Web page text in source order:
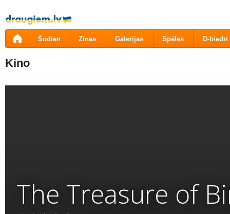
Pāriet
uz
saturu
Šodien Ziņas Galerijas Spēles D-biedri
Kino
The Treasure of